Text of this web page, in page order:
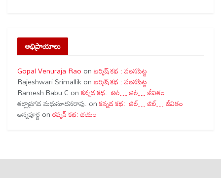
అభిప్రాయాలు
Gopal Venuraja Rao onటర్కిష్ కథ : వలసపిట్ట
Rajeshwari Srimallik onటర్కిష్ కథ : వలసపిట్ట
Ramesh Babu C onకన్నడ కథ: జిల్… జిల్… జీవితం
తల్లాప్రగడ మధుసూదనరావు. onకన్నడ కథ: జిల్… జిల్… జీవితం
అన్నపూర్ణ onరష్యన్ కథ: భయం